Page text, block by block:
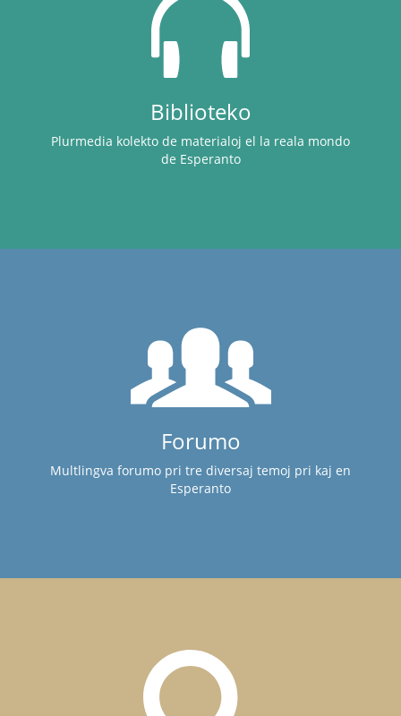
Biblioteko
Plurmedia kolekto de materialoj el la reala mondo
de Esperanto
Forumo
Multlingva forumo pri tre diversaj temoj pri kaj en
Esperanto